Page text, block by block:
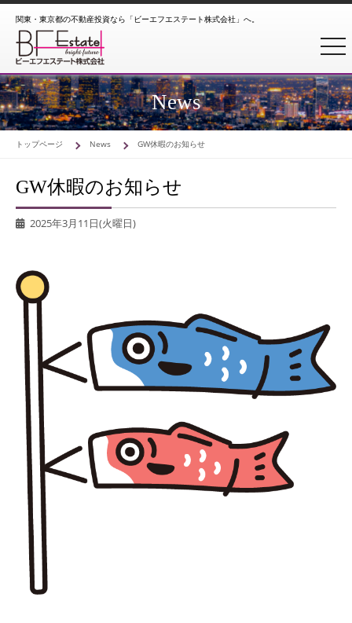
関東・東京都の不動産投資なら「ビーエフエステート株式会社」へ。
News
トップページ News GW休暇のお知らせ
GW休暇のお知らせ
2025年3月11日(火曜日)